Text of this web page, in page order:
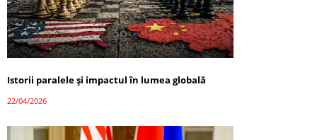
Istorii paralele și impactul în lumea globală
22/04/2026